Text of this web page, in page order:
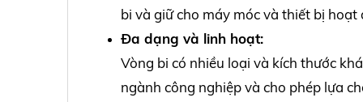
bi và giữ cho máy móc và thiết bị hoạt
Đa dạng và linh hoạt:
Vòng bi có nhiều loại và kích thước
ngành công nghiệp và cho phép lựa